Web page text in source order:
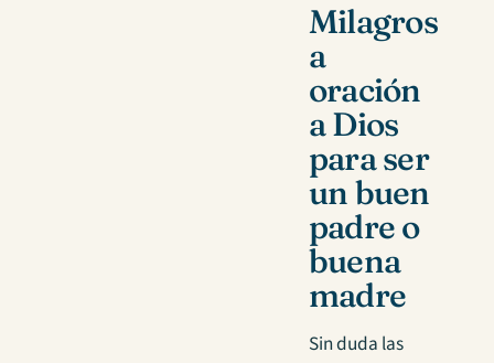
Milagros
a
oración
a Dios
para ser
un buen
padre o
buena
madre
Sin duda las